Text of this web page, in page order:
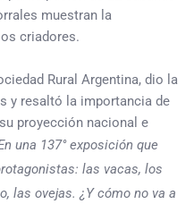
muestran la
criadores.
Rural Argentina, dio la
y resaltó la importancia de
proyección nacional e
una 137° exposición que
las vacas, los
las ovejas. ¿Y cómo no va a